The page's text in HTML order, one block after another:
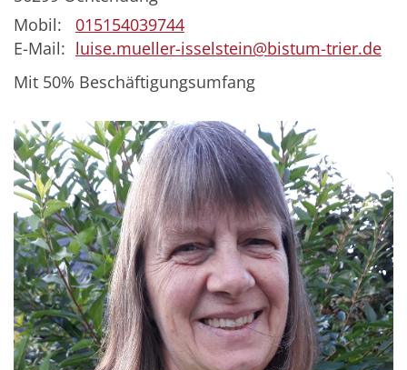
Mobil:
015154039744
E-Mail: luise.mueller-isselstein@bistum-trier.de
Mit 50% Beschäftigungsumfang